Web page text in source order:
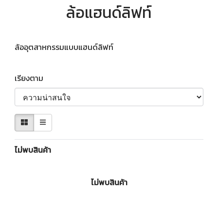
ล้อแฮนด์ลิฟท์
ล้ออุตสาหกรรมแบบแฮนด์ลิฟท์
เรียงตาม
ไม่พบสินค้า
ไม่พบสินค้า